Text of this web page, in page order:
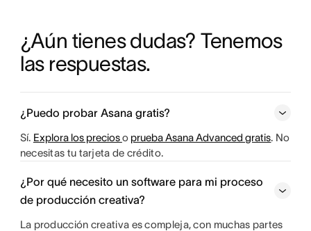
¿Aún tienes dudas? Tenemos
las respuestas.
¿Puedo probar Asana gratis?
Sí. Explora los precioso prueba Asana Advanced gratis. No
necesitas tu tarjeta de crédito.
¿Por qué necesito un software para mi proceso
de producción creativa?
La producción creativa es compleja, con muchas partes